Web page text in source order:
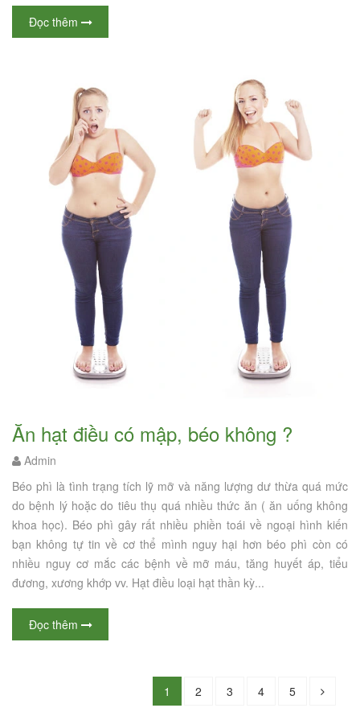
Đọc thêm
Ăn hạt điều có mập, béo không ?
Admin
Béo phì là tình trạng tích lỹ mỡ và năng lượng dư thừa quá mức
do bệnh lý hoặc do tiêu thụ quá nhiều thức ăn ( ăn uống không
khoa học). Béo phì gây rất nhiều phiền toái về ngoại hình kiến
bạn không tự tin về cơ thể mình nguy hại hơn béo phì còn có
nhiều nguy cơ mắc các bệnh về mỡ máu, tăng huyết áp, tiểu
đương, xương khớp vv. Hạt điều loại hạt thần kỳ...
Đọc thêm
1 2 3 4 5